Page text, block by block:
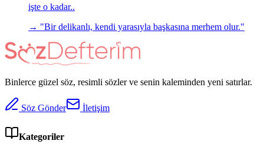
işte o kadar..
→ "Bir delikanlı, kendi yarasıyla başkasına merhem olur."
Binlerce güzel söz, resimli sözler ve senin kaleminden yeni satırlar.
Söz Gönder İletişim
Kategoriler